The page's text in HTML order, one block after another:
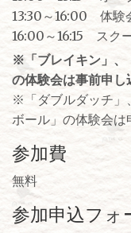
13:30～16:00 体験
16:00～16:15 スク
※「ブレイキン」、
の体験会は事前申し
※「ダブルダッチ」
ボール」の体験会は
参加費
無料
参加申込フォ